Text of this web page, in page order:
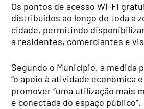
Os pontos de acesso Wi-Fi
distribuídos ao longo de toda a
cidade, permitindo
a residentes, comerciantes e
Segundo o Município, a medida
“o apoio à atividade económica
promover “uma utilização mais
e conectada do espaço público”.